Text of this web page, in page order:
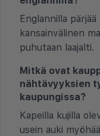
Englannilla
kansainvälinen
puhutaan laajalti.
Mitkä ovat
nähtävyyksien
kaupungissa?
Kapeilla kujilla
usein auki